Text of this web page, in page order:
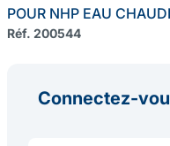
POUR NHP EAU
Réf. 200544
Connectez-